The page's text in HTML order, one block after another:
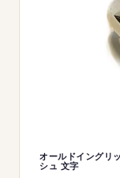
オールドイングリ
シュ 文字